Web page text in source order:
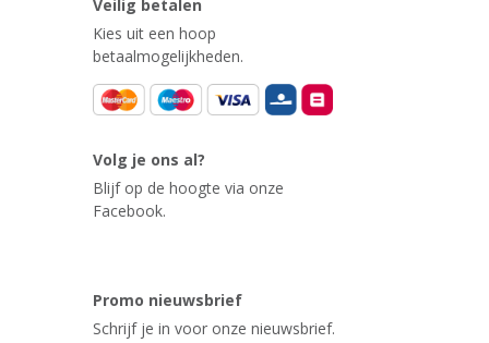
Veilig betalen
Kies uit een hoop
betaalmogelijkheden.
Volg je ons al?
Blijf op de hoogte via onze
Facebook.
Promo nieuwsbrief
Schrijf je in voor onze nieuwsbrief.